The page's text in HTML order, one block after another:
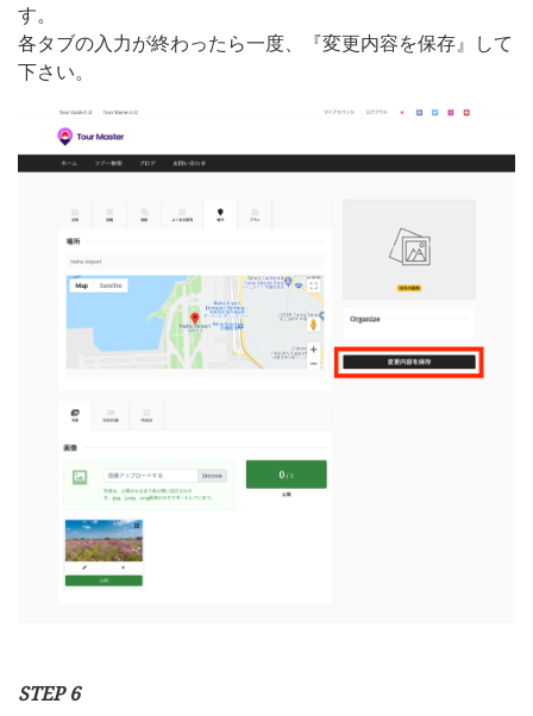
す。
各タブの入力が終わったら一度、『変更内容を保存』して
下さい。
STEP 6